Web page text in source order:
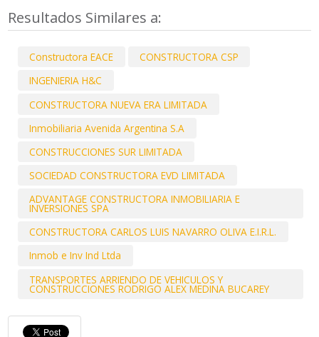
Resultados Similares a:
Constructora EACE
CONSTRUCTORA CSP
INGENIERIA H&C
CONSTRUCTORA NUEVA ERA LIMITADA
Inmobiliaria Avenida Argentina S.A
CONSTRUCCIONES SUR LIMITADA
SOCIEDAD CONSTRUCTORA EVD LIMITADA
ADVANTAGE CONSTRUCTORA INMOBILIARIA E
INVERSIONES SPA
CONSTRUCTORA CARLOS LUIS NAVARRO OLIVA E.I.R.L.
Inmob e Inv Ind Ltda
TRANSPORTES ARRIENDO DE VEHICULOS Y
CONSTRUCCIONES RODRIGO ALEX MEDINA BUCAREY